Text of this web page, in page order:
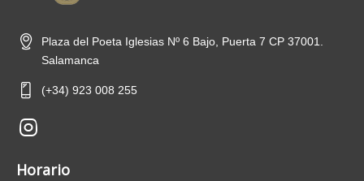
Plaza del Poeta Iglesias Nº 6 Bajo, Puerta 7 CP 37001.
Salamanca
(+34) 923 008 255
Horario